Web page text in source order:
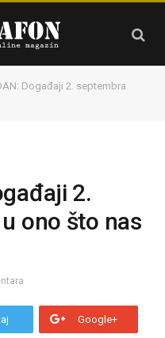
Događaji 2. septembra
2.
ono što nas
Google+